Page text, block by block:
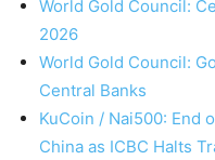
World Gold Council:
2026
World Gold Council:
Central Banks
KuCoin / Nai500: End
China as ICBC Halts